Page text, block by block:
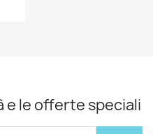
e le offerte speciali